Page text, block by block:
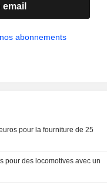
abonnements
pour la fourniture de 25
pour des locomotives avec un